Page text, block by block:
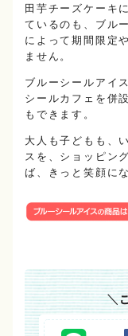
田芋チーズケーキ
ているのも、ブル
によって期間限定
ません。
ブルーシールアイ
シールカフェを併
もできます。
大人も子どもも、
スを、ショッピン
ば、きっと笑顔に
＼